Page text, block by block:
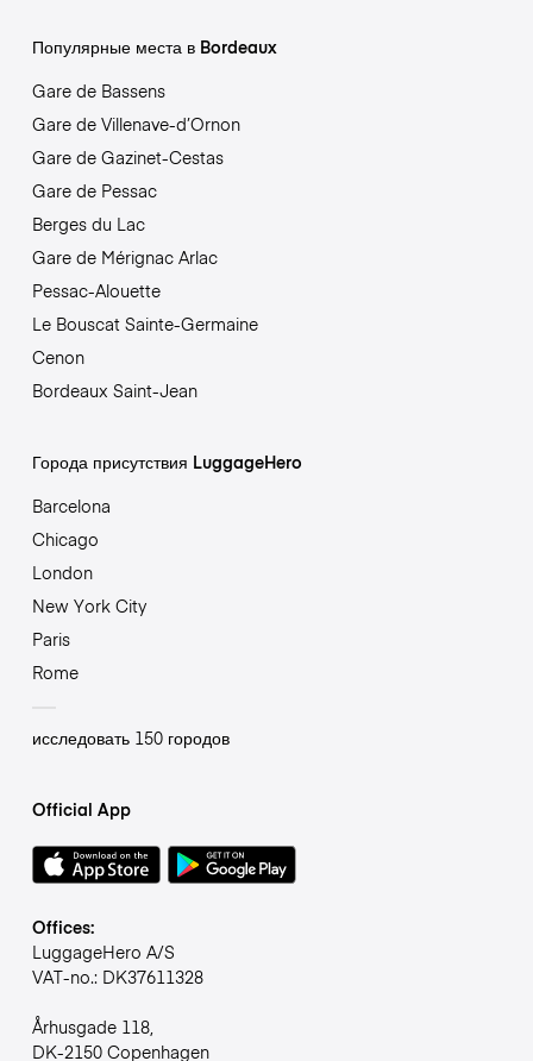
Популярные места в Bordeaux
Gare de Bassens
Gare de Villenave-d’Ornon
Gare de Gazinet-Cestas
Gare de Pessac
Berges du Lac
Gare de Mérignac Arlac
Pessac-Alouette
Le Bouscat Sainte-Germaine
Cenon
Bordeaux Saint-Jean
Города присутствия LuggageHero
Barcelona
Chicago
London
New York City
Paris
Rome
исследовать 150 городов
Official App
Offices:
LuggageHero A/S
VAT-no.: DK37611328
Århusgade 118,
DK-2150 Copenhagen